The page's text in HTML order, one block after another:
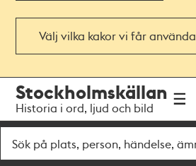
Välj vilka kakor vi får använda
navigationen
huvudinnehållet
Stockholmskällan
Historia i ord, ljud och bild